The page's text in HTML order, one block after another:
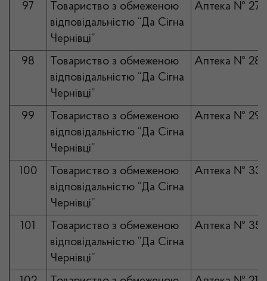
97
Товариство з обмеженою
відповідальністю “Да Сігна
Чернівці”
Аптека № 27
98
Товариство з обмеженою
відповідальністю “Да Сігна
Чернівці”
Аптека № 28
99
Товариство з обмеженою
відповідальністю “Да Сігна
Чернівці”
Аптека № 29
100
Товариство з обмеженою
відповідальністю “Да Сігна
Чернівці”
Аптека № 33
101
Товариство з обмеженою
відповідальністю “Да Сігна
Чернівці”
Аптека № 35